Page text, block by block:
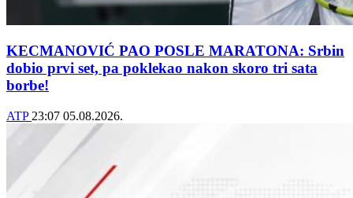
KECMANOVIĆ PAO POSLE MARATONA: Srbin
dobio prvi set, pa poklekao nakon skoro tri sata
borbe!
ATP 23:07 05.08.2026.